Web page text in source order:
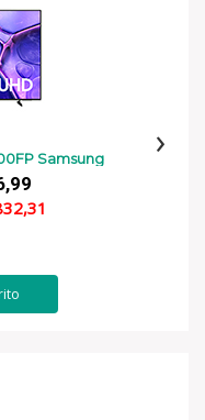
Samsung ›